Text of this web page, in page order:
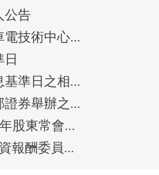
公告
技術中心...
準日之相...
證券舉辦之...
股東常會...
報酬委員...